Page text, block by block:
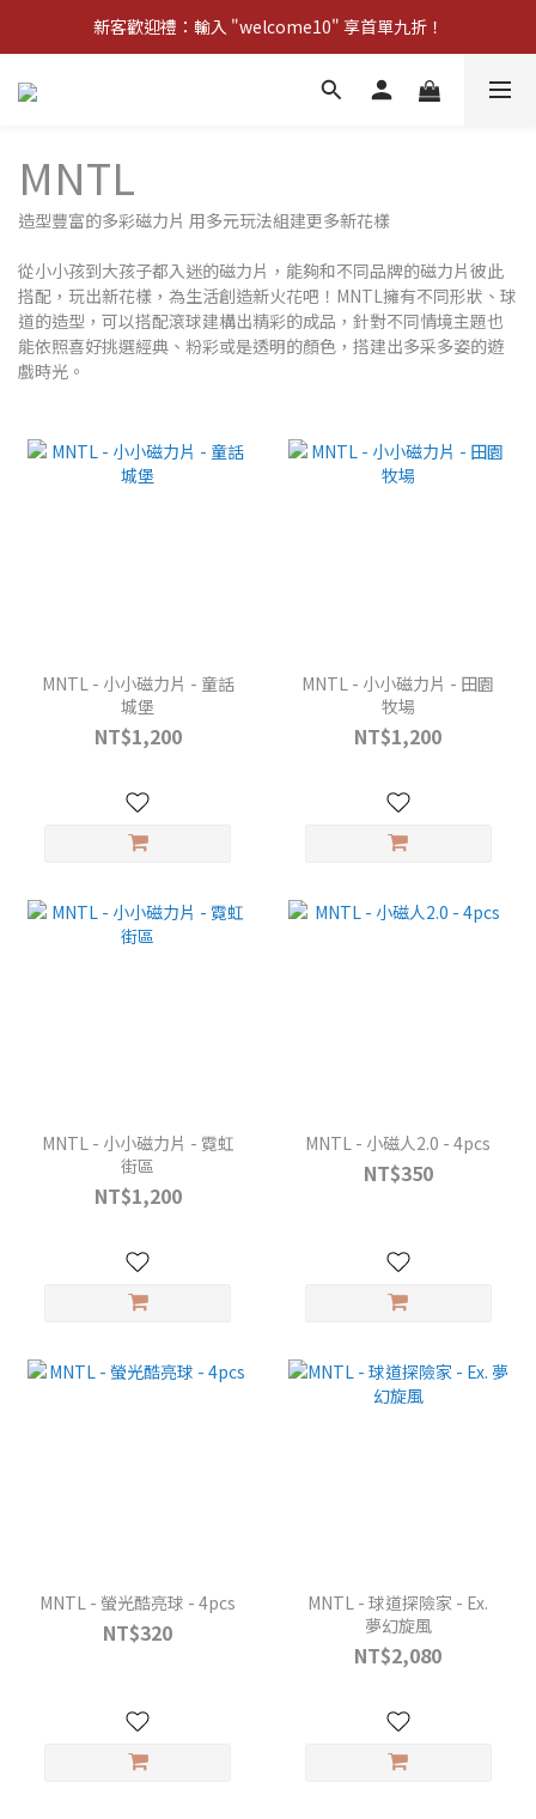
新客歡迎禮：輸入 "welcome10" 享首單九折！
新客歡迎禮：輸入 "welcome10" 享首單九折！
Pom d'Api 畢業特典 · 全品項買一送一
MNTL
造型豐富的多彩磁力片 用多元玩法組建更多新花樣
從小小孩到大孩子都入迷的磁力片，能夠和不同品牌的磁力片彼此
搭配，玩出新花樣，為生活創造新火花吧！​MNTL擁有不同形狀、球
道的造型，可以搭配滾球建構出精彩的成品，針對不同情境主題也
能依照喜好挑選經典、粉彩或是透明的顏色，搭建出多采多姿的遊
戲時光。​
MNTL - 小小磁力片 - 童話
城堡
NT$1,200
MNTL - 小小磁力片 - 田園
牧場
NT$1,200
MNTL - 小小磁力片 - 霓虹
街區
NT$1,200
MNTL - 小磁人2.0 - 4pcs
NT$350
MNTL - 螢光酷亮球 - 4pcs
NT$320
MNTL - 球道探險家 - Ex.
夢幻旋風
NT$2,080